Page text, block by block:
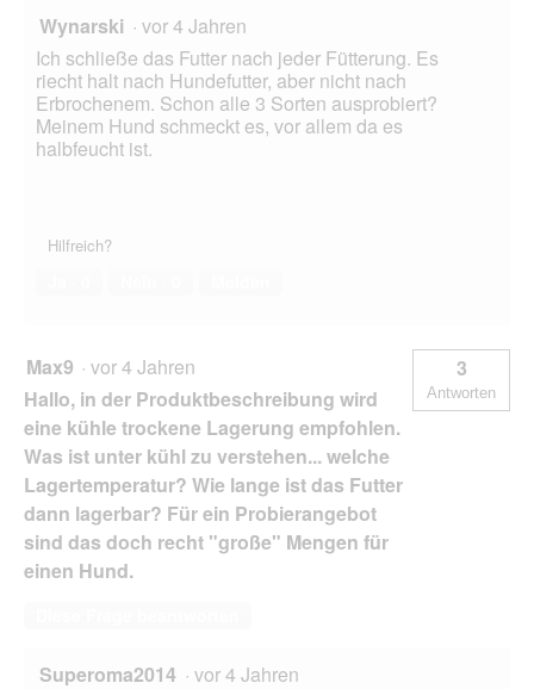
Wynarski · vor 4 Jahren
Ich schließe das Futter nach jeder Fütterung. Es
riecht halt nach Hundefutter, aber nicht nach
Erbrochenem. Schon alle 3 Sorten ausprobiert?
Meinem Hund schmeckt es, vor allem da es
halbfeucht ist.
Hilfreich?
Max9 · vor 4 Jahren
Hallo, in der Produktbeschreibung wird
eine kühle trockene Lagerung empfohlen.
Was ist unter kühl zu verstehen... welche
Lagertemperatur? Wie lange ist das Futter
dann lagerbar? Für ein Probierangebot
sind das doch recht "große" Mengen für
einen Hund.
3
Antworten
Superoma2014 · vor 4 Jahren